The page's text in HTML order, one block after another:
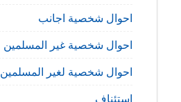
احوال شخصية اجانب
احوال شخصية غير المسلمين
احوال شخصية لغير المسلمين
استئناف